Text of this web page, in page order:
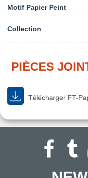
Motif Papier Peint
Collection
PIÈCES
Télécharger FT-